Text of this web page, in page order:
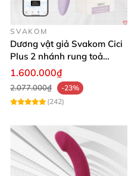
SVAKOM
Dương vật giả Svakom Cici
Plus 2 nhánh rung toả
nhiệt, điều khiển app
1.600.000₫
2.077.000₫
-23%
(242)